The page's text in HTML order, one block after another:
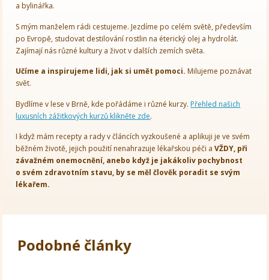
a bylinářka.
S mým manželem rádi cestujeme. Jezdíme po celém světě, především
po Evropě, studovat destilování rostlin na éterický olej a hydrolát.
Zajímají nás různé kultury a život v dalších zemích světa.
Učíme a inspirujeme lidi, jak si umět pomoci. Milujeme poznávat
svět.
Bydlíme v lese v Brně, kde pořádáme i různé kurzy. Přehled našich
luxusních zážitkových kurzů klikněte zde.
I když mám recepty a rady v článcích vyzkoušené a aplikuji je ve svém
běžném životě, jejich použití nenahrazuje lékařskou péči aVŽDY, při
závažném onemocnění, anebo když je jakákoliv pochybnost
o svém zdravotním stavu, by se měl člověk poradit se svým
lékařem.
Podobné články